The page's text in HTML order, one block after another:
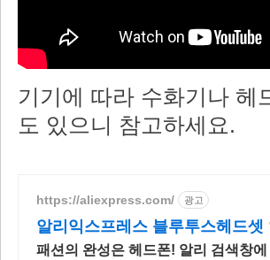
기기에 따라 수화기나 헤
도 있으니 참고하세요.
https://aliexpress.com/ 광고
알리익스프레스 블루투스헤드
패션의 완성은 헤드폰! 알리 검색창